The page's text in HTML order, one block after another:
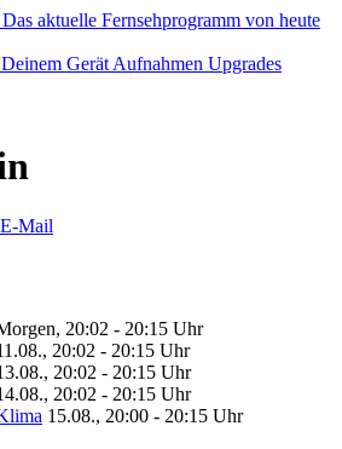
Gerät Aufnahmen Upgrades
E-Mail
20:02 - 20:15 Uhr
20:02 - 20:15 Uhr
20:02 - 20:15 Uhr
20:02 - 20:15 Uhr
15.08., 20:00 - 20:15 Uhr